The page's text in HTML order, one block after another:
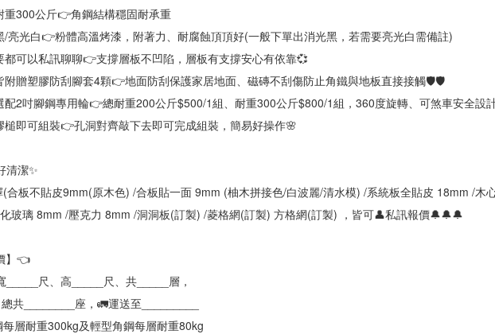
重300公斤👉角鋼結構穩固耐承重
亮光白👉粉體高溫烤漆，附著力、耐腐蝕頂頂好(一般下單出消光黑，若需要亮光白需備註)
可以私訊聊聊👉支撐層板不凹陷，層板有支撐安心有依靠💞
附贈塑膠防刮腳套4顆👉地面防刮保護家居地面、磁磚不刮傷防止角鐵與地板直接接觸🛡🛡
配2吋腳鋼專用輪👉總耐重200公斤$500/1組、耐重300公斤$800/1組，360度旋轉、可煞車安全設
即可組裝👉孔洞對齊敲下去即可完成組裝，簡易好操作🌸
清潔✨
板不貼皮9mm(原木色) /合板貼一面 9mm (柚木拼接色/白波麗/清水模) /系統板全貼皮 18mm /木
玻璃 8mm /壓克力 8mm /洞洞板(訂製) /菱格網(訂製) 方格網(訂製) ，皆可👤私訊報價🔔🔔🔔
】👈
_____尺、高_____尺、共_____層，
共________座，🚛運送至_________
層耐重300kg及輕型角鋼每層耐重80kg